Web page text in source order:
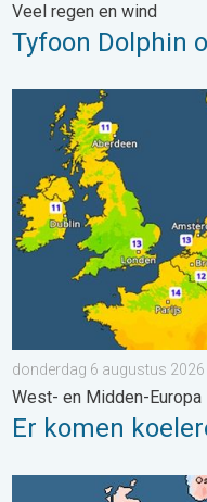
Veel regen en wind
Tyfoon Dolphin
Er komen koelere
donderdag 6 augustus 2026
West- en Midden-Europa
Er komen
Grote weersverschillen